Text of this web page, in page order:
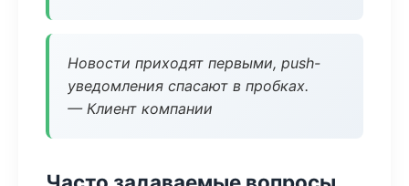
Новости приходят первыми, push-
уведомления спасают в пробках.
— Клиент компании